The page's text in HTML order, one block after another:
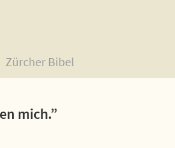
Zürcher Bibel
mich.”